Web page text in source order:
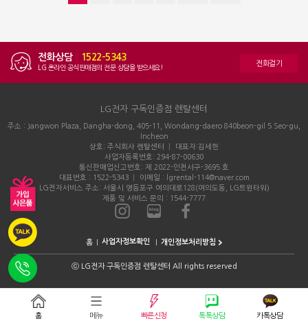
전화상담 1522-5343
LG 온라인 공식판매점의 전문 상담을 받으세요! 전화걸기
LG전자 구독인증점 렌탈센터
주소 : Jangwon Plaza, Dangha-dong, 405-11, Wondang-daero 840beon-gil 5 Seo-gu,
Incheon
상호: 주식회사 렌탈센터 │ 대표자:김세현
사업자등록번호: 294-87-00630
통신판매업신고번호: 제 2022-인천서구-3695 호
대표번호 : 1522-5343 │ 이메일 : lgrental-114@naver.com
LG전자서비스 주소: 서울시 영등포구 여의대로128(여의도동, LG트윈타워)
제품 및 서비스 문의 : 1544-7777
홈 개인정보처리방침
ⓒLG전자 구독인증점 렌탈센터 All rights reserved
홈 메뉴 빠른신청 톡톡상담 카톡상담